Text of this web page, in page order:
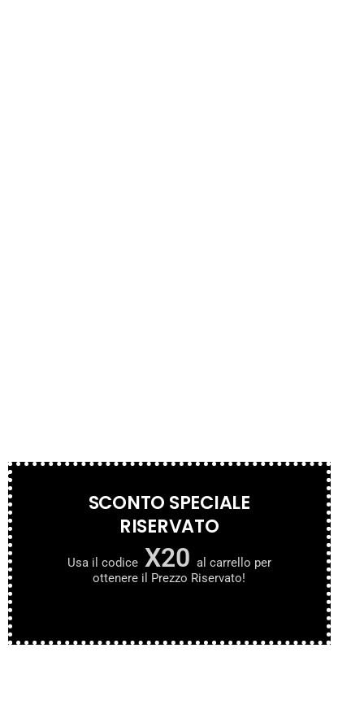
SCONTO SPECIALE
RISERVATO
Usa il codice X20 al carrello per
ottenere il Prezzo Riservato!